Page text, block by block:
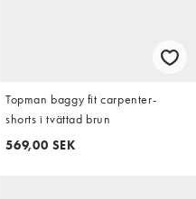
Topman baggy fit carpenter-
shorts i tvättad brun
569,00 SEK